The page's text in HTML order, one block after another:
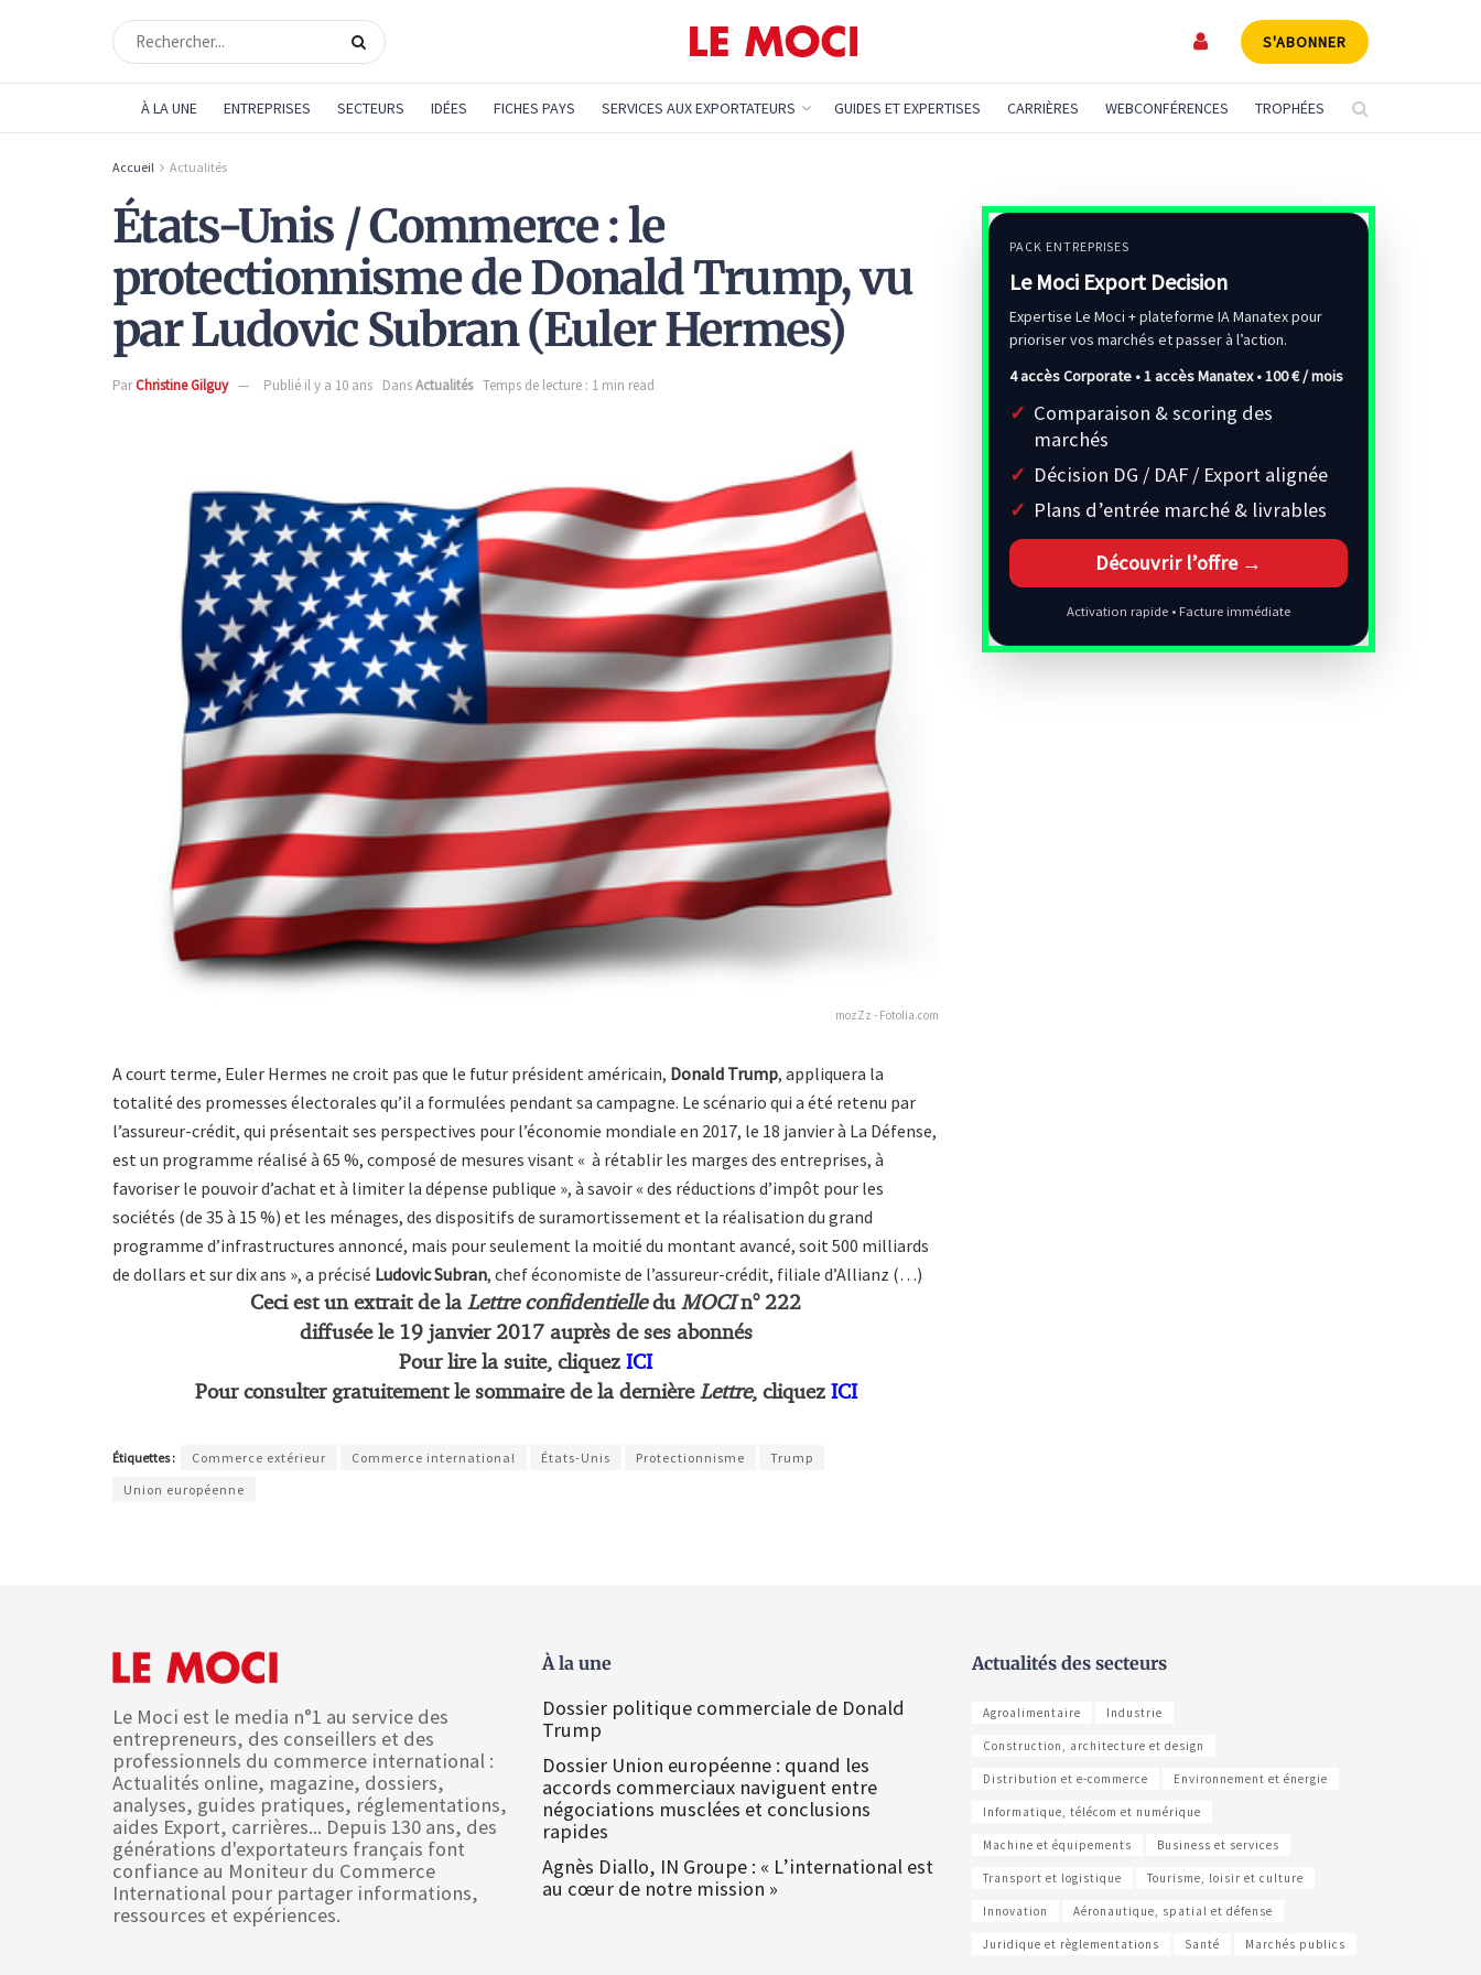
S'ABONNER
À LA UNE ENTREPRISES SECTEURS IDÉES FICHES PAYS SERVICES AUX EXPORTATEURS GUIDES ET EXPERTISES CARRIÈRES WEBCONFÉRENCES TROPHÉES
Accueil Actualités
États-Unis / Commerce : le
protectionnisme de Donald Trump, vu
par Ludovic Subran (Euler Hermes)
ParChristine Gilguy Publié il y a 10 ans DansActualités Temps de lecture : 1 min read
mozZz - Fotolia.com
A court terme, Euler Hermes ne croit pas que le futur président américain, Donald Trump, appliquera la
totalité des promesses électorales qu’il a formulées pendant sa campagne. Le scénario qui a été retenu par
l’assureur-crédit, qui présentait ses perspectives pour l’économie mondiale en 2017, le 18 janvier à La Défense,
est un programme réalisé à 65 %, composé de mesures visant « à rétablir les marges des entreprises, à
favoriser le pouvoir d’achat et à limiter la dépense publique », à savoir « des réductions d’impôt pour les
sociétés (de 35 à 15 %) et les ménages, des dispositifs de suramortissement et la réalisation du grand
programme d’infrastructures annoncé, mais pour seulement la moitié du montant avancé, soit 500 milliards
de dollars et sur dix ans », a précisé Ludovic Subran, chef économiste de l’assureur-crédit, filiale d’Allianz (…)
Ceci est un extrait de la Lettre confidentielledu MOCIn° 222
diffusée le 19 janvier 2017 auprès de ses abonnés
Pour lire la suite, cliquez ICI
Pour consulter gratuitement le sommaire de la dernière Lettre, cliquez ICI
Étiquettes : Commerce extérieur Commerce international États-Unis Protectionnisme
Trump
Union européenne
PACK ENTREPRISES
Le Moci Export Decision
Expertise Le Moci + plateforme IA Manatex pour
prioriser vos marchés et passer à l’action.
4 accès Corporate • 1 accès Manatex •100 € / mois
Comparaison & scoring des
marchés
Décision DG / DAF / Export alignée
Plans d’entrée marché & livrables
Découvrir l’offre →
Activation rapide • Facture immédiate
Le Moci est le media n°1 au service des
entrepreneurs, des conseillers et des
professionnels du commerce international :
Actualités online, magazine, dossiers,
analyses, guides pratiques, réglementations,
aides Export, carrières... Depuis 130 ans, des
générations d'exportateurs français font
confiance au Moniteur du Commerce
International pour partager informations,
ressources et expériences.
À la une
Dossier politique commerciale de Donald
Trump
Dossier Union européenne : quand les
accords commerciaux naviguent entre
négociations musclées et conclusions
rapides
Agnès Diallo, IN Groupe : « L’international est
au cœur de notre mission »
Actualités des secteurs
Agroalimentaire Industrie
Construction, architecture et design
Distribution et e-commerce Environnement et énergie
Informatique, télécom et numérique
Machine et équipements Business et services
Transport et logistique Tourisme, loisir et culture
Innovation Aéronautique, spatial et défense
Juridique et règlementations Santé Marchés publics